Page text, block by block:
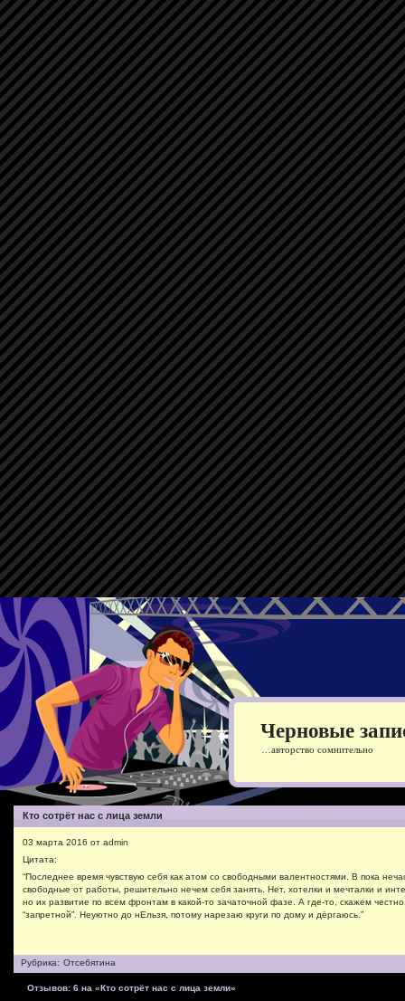
Черновые
…авторство сомнительно
Кто сотрёт нас с лица земли
03 марта 2016 от admin
Цитата:
“Последнее время чувствую себя как атом со свободными валентностями. В пока
свободные от работы, решительно нечем себя занять. Нет, хотелки и мечталки и
но их развитие по всем фронтам в какой-то зачаточной фазе. А где-то, скажем
“запретной”. Неуютно до нЕльзя, потому нарезаю круги по дому и дёргаюсь.”
Рубрика: Отсебятина
Отзывов: 6 на «Кто сотрёт нас с лица земли»